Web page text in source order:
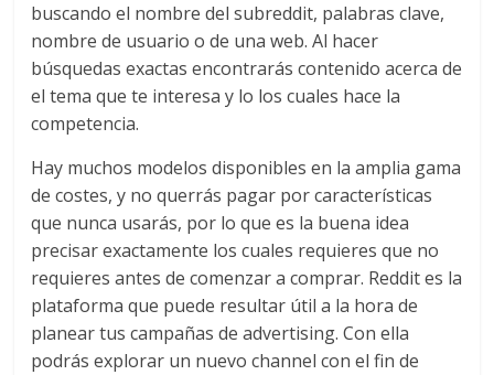
buscando el nombre del subreddit, palabras clave,
nombre de usuario o de una web. Al hacer
búsquedas exactas encontrarás contenido acerca de
el tema que te interesa y lo los cuales hace la
competencia.
Hay muchos modelos disponibles en la amplia gama
de costes, y no querrás pagar por características
que nunca usarás, por lo que es la buena idea
precisar exactamente los cuales requieres que no
requieres antes de comenzar a comprar. Reddit es la
plataforma que puede resultar útil a la hora de
planear tus campañas de advertising. Con ella
podrás explorar un nuevo channel con el fin de